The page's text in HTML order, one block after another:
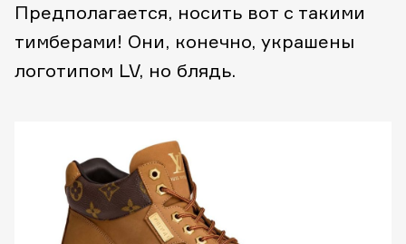
Предполагается, носить вот с такими
тимберами! Они, конечно, украшены
логотипом LV, но блядь.